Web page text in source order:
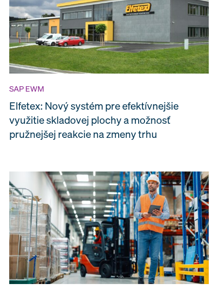
SAP EWM
Elfetex: Nový systém pre efektívnejšie
využitie skladovej plochy a možnosť
pružnejšej reakcie na zmeny trhu